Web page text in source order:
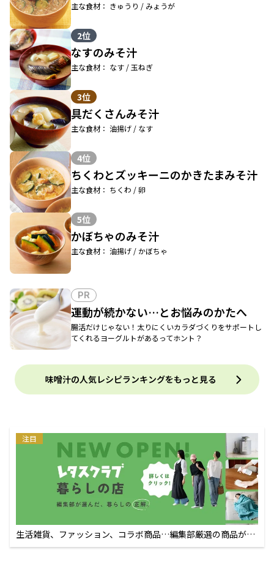
主な食材： きゅうり / みょうが
2位
なすのみそ汁
主な食材： なす / 玉ねぎ
3位
具だくさんみそ汁
主な食材： 油揚げ / なす
4位
ちくわとズッキーニのかきたまみそ汁
主な食材： ちくわ / 卵
5位
かぼちゃのみそ汁
主な食材： 油揚げ / かぼちゃ
PR
運動が続かない…とお悩みのかたへ
腸活だけじゃない！太りにくいカラダづくりをサポートし
てくれるヨーグルトがあるってホント？
味噌汁の人気レシピランキングをもっと見る
注目
生活雑貨、ファッション、コラボ商品…編集部厳選の商品が買
えるECサイト